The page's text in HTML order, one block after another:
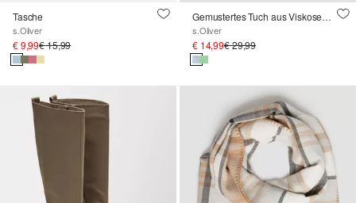
Tasche
s.Oliver
€ 9,99€ 15,99
Gemustertes Tuch aus Viskosemix
s.Oliver
€ 14,99€ 29,99